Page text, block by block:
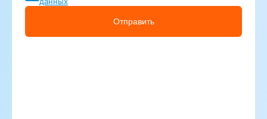
Отправить